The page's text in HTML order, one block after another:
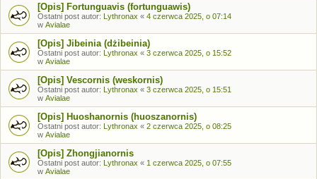
[Opis] Fortunguavis (fortunguawis)
Ostatni post autor: Lythronax « 4 czerwca 2025, o 07:14
w Avialae
[Opis] Jibeinia (dżibeinia)
Ostatni post autor: Lythronax « 3 czerwca 2025, o 15:52
w Avialae
[Opis] Vescornis (weskornis)
Ostatni post autor: Lythronax « 3 czerwca 2025, o 15:51
w Avialae
[Opis] Huoshanornis (huoszanornis)
Ostatni post autor: Lythronax « 2 czerwca 2025, o 08:25
w Avialae
[Opis] Zhongjianornis
Ostatni post autor: Lythronax « 1 czerwca 2025, o 07:55
w Avialae